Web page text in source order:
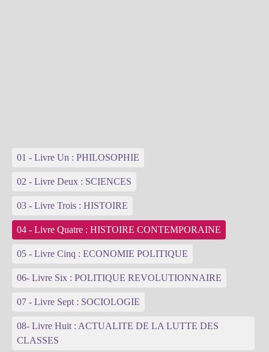
01 - Livre Un : PHILOSOPHIE
02 - Livre Deux : SCIENCES
03 - Livre Trois : HISTOIRE
04 - Livre Quatre : HISTOIRE CONTEMPORAINE
05 - Livre Cinq : ECONOMIE POLITIQUE
06- Livre Six : POLITIQUE REVOLUTIONNAIRE
07 - Livre Sept : SOCIOLOGIE
08- Livre Huit : ACTUALITE DE LA LUTTE DES
CLASSES